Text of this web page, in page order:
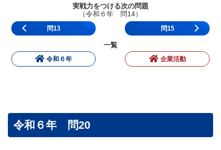
実戦力をつける次の問題
（令和６年 問14）
問13 問15
一覧
令和６年 企業活動
令和６年 問20